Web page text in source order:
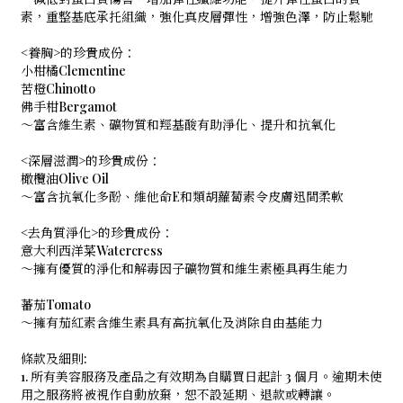
素，重整基底承托組織，強化真皮層彈性，增強色澤，防止鬆馳
<養胸>的珍貴成份：
小柑橘Clementine
苦橙Chinotto
佛手柑Bergamot
～富含維生素、礦物質和羥基酸有助淨化、提升和抗氧化
<深層滋潤>的珍貴成份：
橄欖油Olive Oil
～富含抗氧化多酚、維他命E和類胡蘿蔔素令皮膚迅間柔軟
<去角質淨化>的珍貴成份：
意大利西洋菜Watercress
～擁有優質的淨化和解毒因子礦物質和維生素極具再生能力
蕃茄Tomato
～擁有茄紅素含維生素具有高抗氧化及消除自由基能力
條款及細則:
1. 所有美容服務及產品之有效期為自購買日起計 3 個月。逾期未使
用之服務將被視作自動放棄，恕不設延期、退款或轉讓。